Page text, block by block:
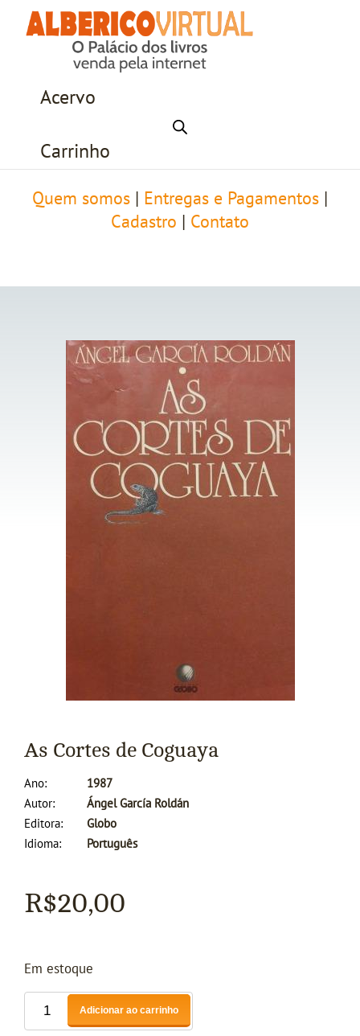
Acervo
Carrinho
Quem somos Entregas e Pagamentos
Cadastro
Contato
As Cortes de Coguaya
Ano
1987
Autor
Ángel García Roldán
Editora
Globo
Idioma
Português
R$20,00
Em estoque
Adicionar ao carrinho